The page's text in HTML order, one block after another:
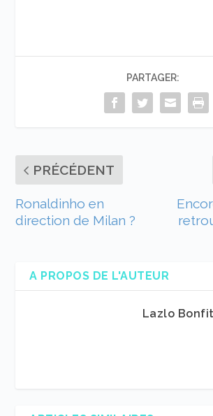
PARTAGER:
PRÉCÉDENT
Ronaldinho en
direction de Milan ?
A PROPOS DE L'AUTEUR
Lazlo